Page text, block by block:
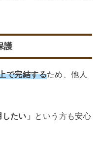
護
で完結するため、他人
たい」 という方も安心